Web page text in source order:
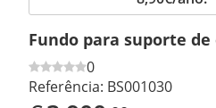
Fundo para suporte
0
Referência: BS001030